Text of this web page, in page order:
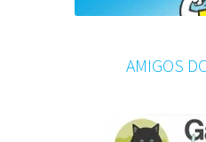
AMIGOS